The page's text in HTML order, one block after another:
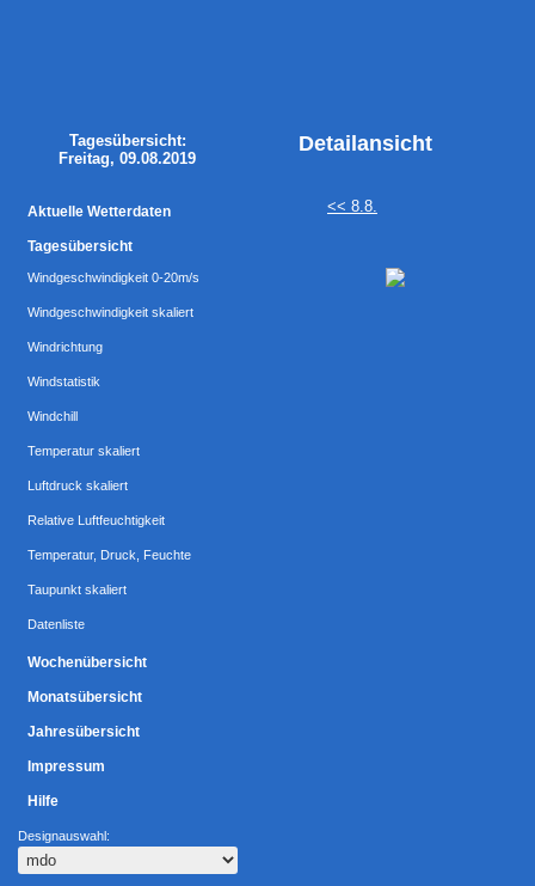
Tagesübersicht:
Freitag, 09.08.2019
Detailansicht
<< 8.8.
Aktuelle Wetterdaten
Tagesübersicht
Windgeschwindigkeit 0-20m/s
Windgeschwindigkeit skaliert
Windrichtung
Windstatistik
Windchill
Temperatur skaliert
Luftdruck skaliert
Relative Luftfeuchtigkeit
Temperatur, Druck, Feuchte
Taupunkt skaliert
Datenliste
Wochenübersicht
Monatsübersicht
Jahresübersicht
Impressum
Hilfe
Designauswahl: